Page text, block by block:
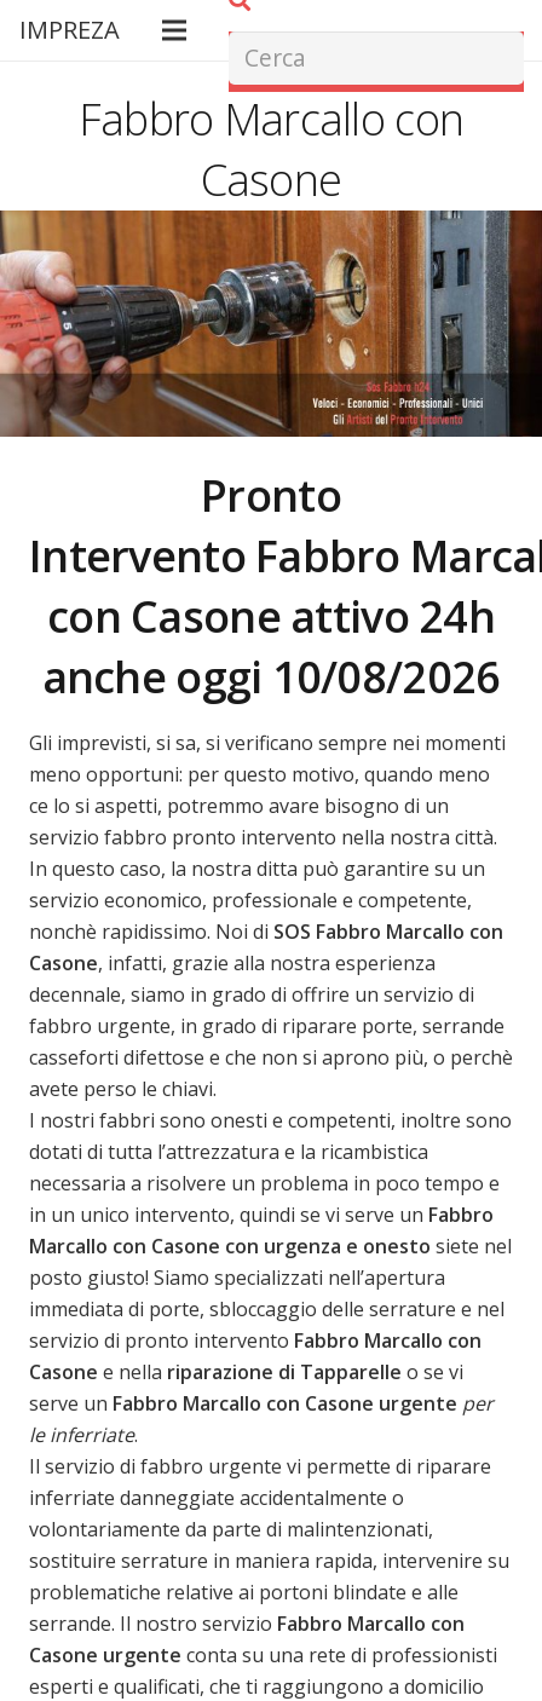
IMPREZA
Fabbro Marcallo con
Casone
Pronto
Intervento Fabbro
con Casone attivo 24h
anche oggi 10/08/2026
Gli imprevisti, si sa, si verificano sempre nei momenti
meno opportuni: per questo motivo, quando meno
ce lo si aspetti, potremmo avare bisogno di un
servizio fabbro pronto intervento nella nostra città.
In questo caso, la nostra ditta può garantire su un
servizio economico, professionale e competente,
nonchè rapidissimo. Noi di SOS Fabbro Marcallo con
Casone, infatti, grazie alla nostra esperienza
decennale, siamo in grado di offrire un servizio di
fabbro urgente, in grado di riparare porte, serrande
casseforti difettose e che non si aprono più, o perchè
avete perso le chiavi.
I nostri fabbri sono onesti e competenti, inoltre sono
dotati di tutta l’attrezzatura e la ricambistica
necessaria a risolvere un problema in poco tempo e
in un unico intervento, quindi se vi serve un Fabbro
Marcallo con Casone con urgenza e onesto siete nel
posto giusto! Siamo specializzati nell’apertura
immediata di porte, sbloccaggio delle serrature e nel
servizio di pronto intervento Fabbro Marcallo con
Casone e nella riparazione di Tapparelle o se vi
serve un Fabbro Marcallo con Casone urgente per
le inferriate.
Il servizio di fabbro urgente vi permette di riparare
inferriate danneggiate accidentalmente o
volontariamente da parte di malintenzionati,
sostituire serrature in maniera rapida, intervenire su
problematiche relative ai portoni blindate e alle
serrande. Il nostro servizio Fabbro Marcallo con
Casone urgente conta su una rete di professionisti
esperti e qualificati, che ti raggiungono a domicilio